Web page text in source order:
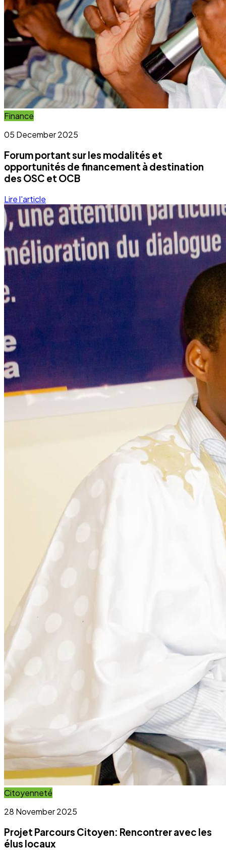
Development
Programmes éducationels
Lire la suite
Notre Quotidien
Activités au cœur des communautés
Nous intervenons sur plusieurs fronts pour assurer un
développement équitable et durable. Découvrez
comment nous agissons chaque jour.
Programmes Éducationels
Activité régulière
Forum de Sensibilisation
Activité régulière
Campagne Sanitaire
Activité régulière
Ateliers communautaires